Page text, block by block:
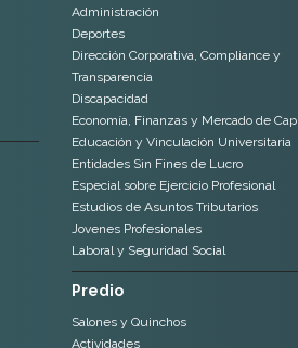
Administración
Deportes
Dirección Corporativa, Compliance y
Transparencia
Discapacidad
Economía, Finanzas y Mercado de
Educación y Vinculación Universitaria
Entidades Sin Fines de Lucro
Especial sobre Ejercicio Profesional
Estudios de Asuntos Tributarios
Jovenes Profesionales
Laboral y Seguridad Social
Predio
Salones y Quinchos
Actividades